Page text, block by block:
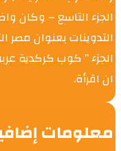
الجزء التاسع – وكان
التدوينات بعنوان مصر
الجزء ” كوب كركدية
ان اقرأة.
معلومات